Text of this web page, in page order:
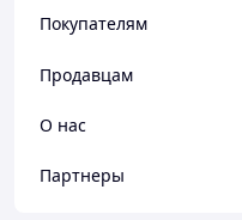
Покупателям
Продавцам
О нас
Партнеры